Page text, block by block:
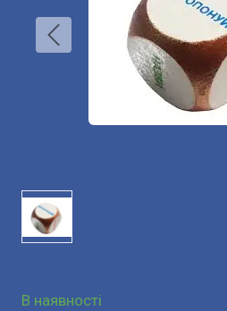
В наявності